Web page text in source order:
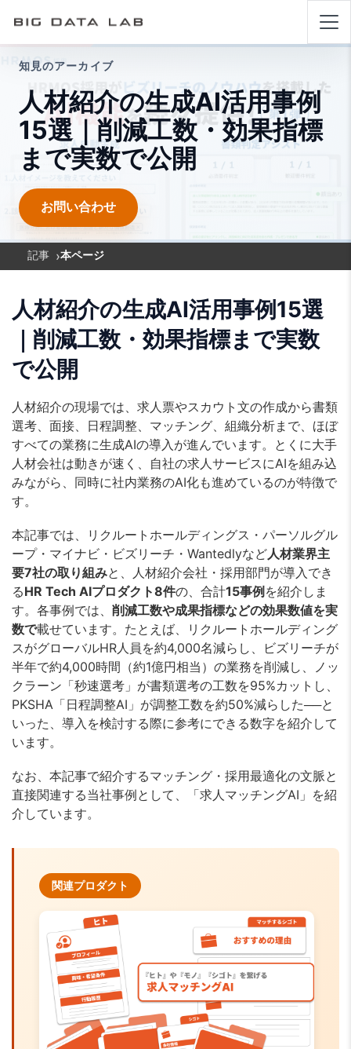
知見のアーカイブ
人材紹介の生成AI活用事例
15選｜削減工数・効果指標
まで実数で公開
お問い合わせ
記事 ›本ページ
人材紹介の生成AI活用事例15選
｜削減工数・効果指標まで実数
で公開
人材紹介の現場では、求人票やスカウト文の作成から書類
選考、面接、日程調整、マッチング、組織分析まで、ほぼ
すべての業務に生成AIの導入が進んでいます。とくに大手
人材会社は動きが速く、自社の求人サービスにAIを組み込
みながら、同時に社内業務のAI化も進めているのが特徴で
す。
本記事では、リクルートホールディングス・パーソルグル
ープ・マイナビ・ビズリーチ・Wantedlyなど人材業界主
要7社の取り組みと、人材紹介会社・採用部門が導入でき
るHR Tech AIプロダクト8件の、合計15事例 を紹介しま
す。各事例では、 削減工数や成果指標などの効果数値を実
数で載せています。たとえば、リクルートホールディング
スがグローバルHR人員を約4,000名減らし、ビズリーチが
半年で約4,000時間（約1億円相当）の業務を削減し、ノッ
クラーン「秒速選考」が書類選考の工数を95%カットし、
PKSHA「日程調整AI」が調整工数を約50%減らした──と
いった、導入を検討する際に参考にできる数字を紹介して
います。
なお、本記事で紹介するマッチング・採用最適化の文脈と
直接関連する当社事例として、「求人マッチングAI」を紹
介しています。
関連プロダクト